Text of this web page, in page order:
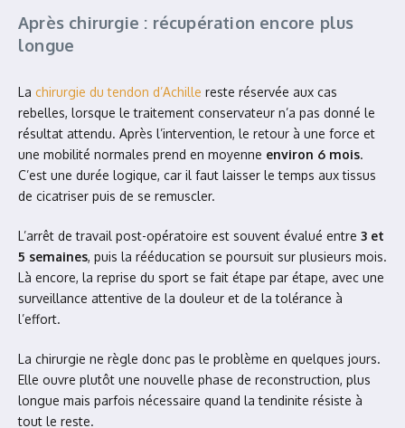
Après chirurgie : récupération encore plus
longue
La chirurgie du tendon d’Achille reste réservée aux cas
rebelles, lorsque le traitement conservateur n’a pas donné le
résultat attendu. Après l’intervention, le retour à une force et
une mobilité normales prend en moyenne environ 6 mois.
C’est une durée logique, car il faut laisser le temps aux tissus
de cicatriser puis de se remuscler.
L’arrêt de travail post-opératoire est souvent évalué entre 3 et
5 semaines, puis la rééducation se poursuit sur plusieurs mois.
Là encore, la reprise du sport se fait étape par étape, avec une
surveillance attentive de la douleur et de la tolérance à
l’effort.
La chirurgie ne règle donc pas le problème en quelques jours.
Elle ouvre plutôt une nouvelle phase de reconstruction, plus
longue mais parfois nécessaire quand la tendinite résiste à
tout le reste.